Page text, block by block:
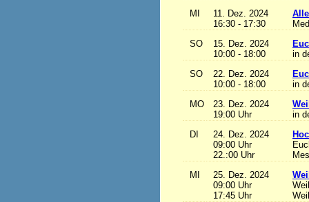
MI
11. Dez. 2024
16:30 - 17:30
SO
15. Dez. 2024
10:00 - 18:00
in
SO
22. Dez. 2024
10:00 - 18:00
in
MO
23. Dez. 2024
19:00 Uhr
in
DI
24. Dez. 2024
09:00 Uhr
22.:00 Uhr
MI
25. Dez. 2024
09:00 Uhr
17:45 Uhr